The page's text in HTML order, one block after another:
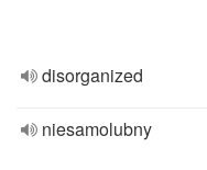
disorganized
niesamolubny